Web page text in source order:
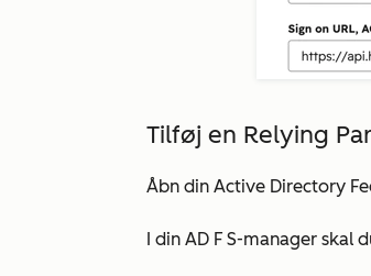
Tilføj en Relying
Åbn din Active Directory
I din AD F S-manager skal